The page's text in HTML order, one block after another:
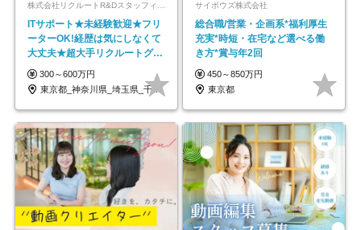
株式会社リクルートR&Dスタッフィング【リクルートグループ】
ITサポート★未経験歓迎★フリ
ーターOK!経歴は気にしなくて
大丈夫★超大手リクルートグル
ープの正社員/sg
300～600万円
東京都_神奈川県_埼玉県_千葉県_大阪府…
サイボウズ株式会社
総合職/営業・企画系*福利厚生
充実*時短・在宅など選べる働
き方*賞与年2回
450～850万円
東京都